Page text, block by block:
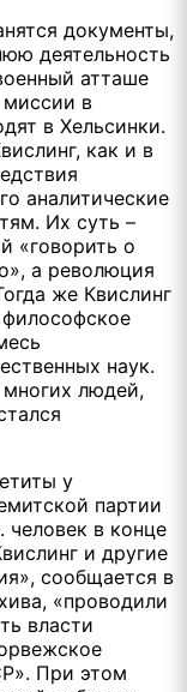
документы,
деятельность
атташе
в
в Хельсинки.
как и в
аналитические
Их суть –
«говорить о
а революция
же Квислинг
философское
наук.
людей,
у
партии
человек в конце
и другие
сообщается в
«проводили
власти
При этом